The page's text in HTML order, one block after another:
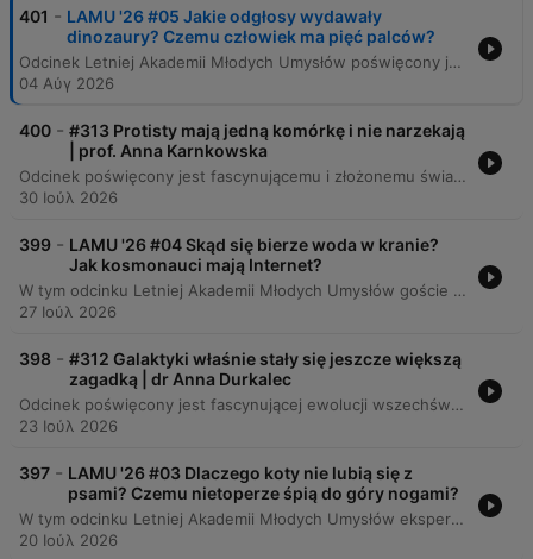
401 - LAMU '26 #05 Jakie odgłosy wydawały
dinozaury? Czemu człowiek ma pięć palców?
Odcinek Letniej Akademii Młodych Umysłów poświęcony jest zagadnieniom ewolucji, dinozaurów oraz budowy ciała człowieka. Eksperci wyjaśniają procesy powstawania życia, mechanizmy adaptacji organizmów oraz fascynujące aspekty biologiczne, takie jak pochodzenie ptaków czy liczba palców u kręgowców. Rozmowa obejmuje także szeroki zakres tematów ewolucyjnych, od mechanizmów redukcji palców u zwierząt i pochodzenia kończyn, przez adaptacje ludzkiego ciała do ciepłego klimatu, aż po różnice w budowie rekinów i delfinów. Eksperci omawiają również możliwości i ograniczenia inżynierii genetycznej w kontekście tworzenia nowych cech oraz wpływ cywilizacji na ewolucję człowieka.
04 Αύγ 2026
400 - #313 Protisty mają jedną komórkę i nie narzekają
| prof. Anna Karnkowska
Odcinek poświęcony jest fascynującemu i złożonemu światu protistów, analizując ich różnorodność – od pasożytniczych ameb wpływających na zachowanie gospodarzy, po organizmy modelowe o niezwykłych zdolnościach adaptacyjnych. Rozmówcy omawiają ewolucję systematyki biologicznej, która odchodzi od tradycyjnych królestw na rzecz supergrup, oraz znaczenie procesów takich jak endosymbioza i kleptoplastia w kształtowaniu eukariotów. Podczas rozmowy poruszane są kwestie nowoczesnej genomiki, która podważa przekonanie o prostocie organizmów jednokomórkowych. Eksperci przybliżają mechanizmy życia mikroorganizmów, rolę fitoplanktonu w ekosystemach oraz wyzwania związane z badaniem i hodowlą tych niezwykłych istot w warunkach laboratoryjnych.
30 Ιούλ 2026
399 - LAMU '26 #04 Skąd się bierze woda w kranie?
Jak kosmonauci mają Internet?
W tym odcinku Letniej Akademii Młodych Umysłów goście odpowiadają na pytania dzieci dotyczące technologii, kosmosu i historii. Rozmowy obejmują tematy takie jak budowa cyberprzestrzeni, komunikacja z Marsa oraz ewolucyjny wpływ gotowania na organizm człowieka. Eksperci poruszają również kwestie ekologiczne i technologiczne, wyjaśniając procesy uzdatniania wody w poznańskim Akwanecie oraz złożoność produkcji plastiku. Dyskusja obejmuje także wyzwania związane z recyklingiem, rolę tworzyw sztucznych w medycynie oraz znaczenie opakowań wielorazowych dla ochrony środowiska.
27 Ιούλ 2026
398 - #312 Galaktyki właśnie stały się jeszcze większą
zagadką | dr Anna Durkalec
Odcinek poświęcony jest fascynującej ewolucji wszechświata, od gęstej plazmy po złożone struktury galaktyczne. Rozmówcy analizują różnorodność galaktyk, procesy ich zderzeń oraz rolę ciemnej materii i energii w kształtowaniu kosmosu, przyglądając się jednocześnie strukturze Drogi Mlecznej. Program omawia przełomowe znaczenie nowoczesnych technologii, takich jak teleskop Jamesa Webba, który dostarcza danych podważających dotychczasowe modele kosmologiczne. Eksperci poruszają tematy odkryć Edwina Hubble'a, zagadki „małych czerwonych kropek” oraz nadchodzących rewolucji w astronomii dzięki nowym obserwatoriom.
23 Ιούλ 2026
397 - LAMU '26 #03 Dlaczego koty nie lubią się z
psami? Czemu nietoperze śpią do góry nogami?
W tym odcinku Letniej Akademii Młodych Umysłów eksperci odpowiadają na fascynujące pytania dotyczące świata zwierząt. Rozważamy mechanizmy zachowań domowych pupili, takie jak wycie psów czy relacje między kotami a psami, oraz badamy biologiczne zależności między wielkością organizmu a długością życia. Program przybliża również tajemnice innych gatunków – od mechanizmu widzenia u kotów i ochrony jeży, przez funkcjonowanie nietoperzy i ryb, aż po inteligencję delfinów. Na koniec dr Mikołaj Kaczmarski analizuje biologiczną możliwość istnienia smoków, rozważając ograniczenia fizyczne latających stworzeń oraz kulturowe postrzeganie tych legendarnych istot.
20 Ιούλ 2026